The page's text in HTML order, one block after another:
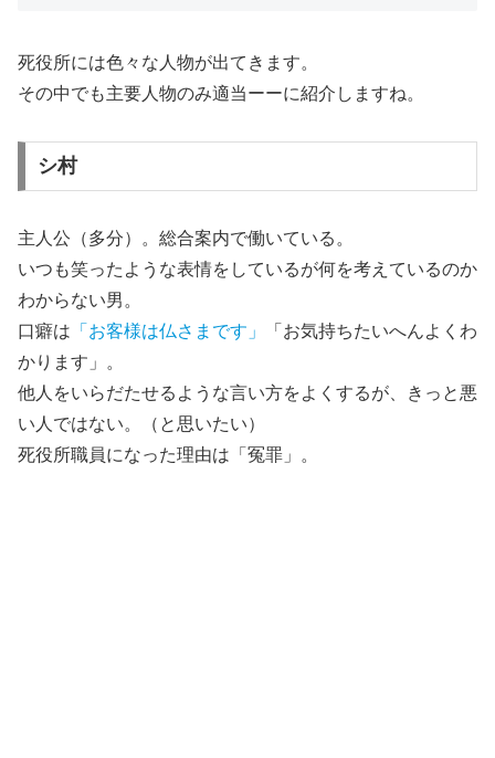
死役所には色々な人物が出てきます。
その中でも主要人物のみ適当ーーに紹介しますね。
シ村
主人公（多分）。総合案内で働いている。
いつも笑ったような表情をしているが何を考えているのか
わからない男。
口癖は 「お客様は仏さまです」
「お気持ちたいへんよくわ
かります」。
他人をいらだたせるような言い方をよくするが、きっと悪
い人ではない。（と思いたい）
死役所職員になった理由は「冤罪」。